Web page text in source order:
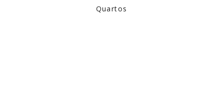
Quartos